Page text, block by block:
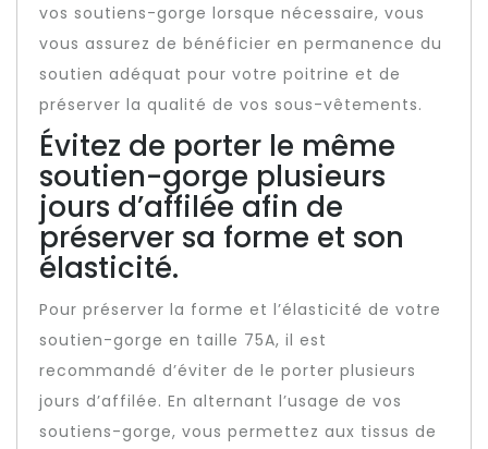
vos soutiens-gorge lorsque nécessaire, vous
vous assurez de bénéficier en permanence du
soutien adéquat pour votre poitrine et de
préserver la qualité de vos sous-vêtements.
Évitez de porter le même
soutien-gorge plusieurs
jours d’affilée afin de
préserver sa forme et son
élasticité.
Pour préserver la forme et l’élasticité de votre
soutien-gorge en taille 75A, il est
recommandé d’éviter de le porter plusieurs
jours d’affilée. En alternant l’usage de vos
soutiens-gorge, vous permettez aux tissus de